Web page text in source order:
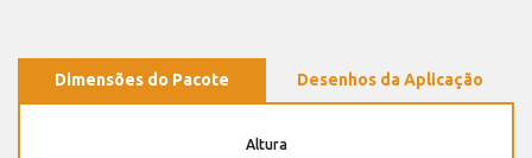
Dimensões do Pacote Desenhos da Aplicação
Altura